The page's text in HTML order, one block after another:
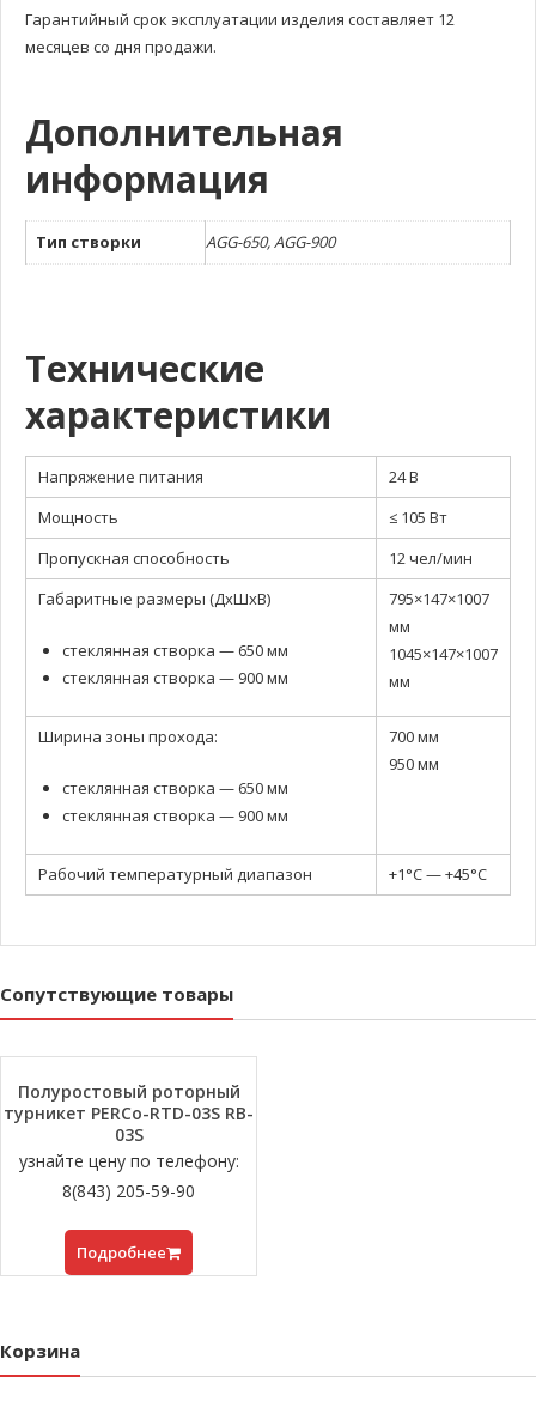
Гарантийный срок эксплуатации изделия составляет 12
месяцев со дня продажи.
Дополнительная
информация
Тип створки AGG-650, AGG-900
Технические
характеристики
Напряжение питания
24 В
Мощность
≤ 105 Вт
Пропускная способность
12 чел/мин
Габаритные размеры (ДxШxВ)
стеклянная створка — 650 мм
стеклянная створка — 900 мм
795×147×1007
мм
1045×147×1007
мм
Ширина зоны прохода:
стеклянная створка — 650 мм
стеклянная створка — 900 мм
700 мм
950 мм
Рабочий температурный диапазон +1°C — +45°C
Сопутствующие товары
Полуростовый роторный
турникет PERCo-RTD-03S RB-
03S
узнайте цену по телефону:
8(843) 205-59-90
Подробнее
Корзина